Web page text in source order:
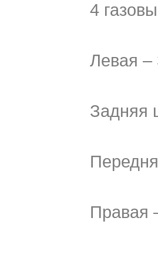
4
Левая –
Задняя
Правая